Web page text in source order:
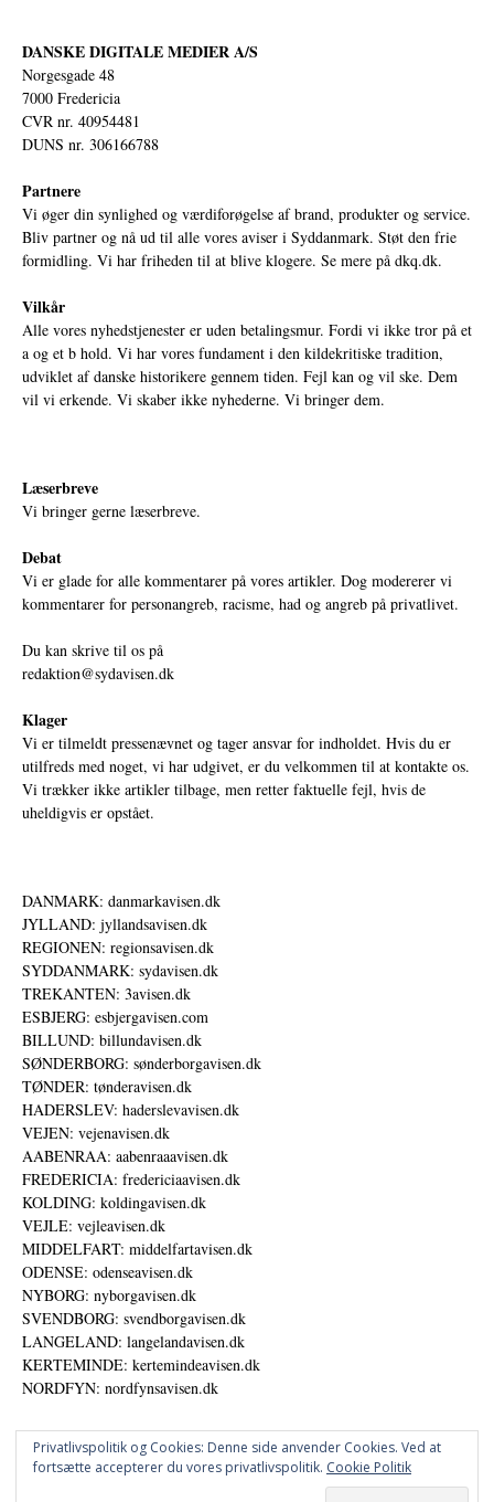
DANSKE DIGITALE MEDIER A/S
Norgesgade 48
7000 Fredericia
CVR nr. 40954481
DUNS nr. 306166788
Partnere
Vi øger din synlighed og værdiforøgelse af brand, produkter og service.
Bliv partner og nå ud til alle vores aviser i Syddanmark. Støt den frie
formidling. Vi har friheden til at blive klogere. Se mere på dkq.dk.
Vilkår
Alle vores nyhedstjenester er uden betalingsmur. Fordi vi ikke tror på et
a og et b hold. Vi har vores fundament i den kildekritiske tradition,
udviklet af danske historikere gennem tiden. Fejl kan og vil ske. Dem
vil vi erkende. Vi skaber ikke nyhederne. Vi bringer dem.
Læserbreve
Vi bringer gerne læserbreve.
Debat
Vi er glade for alle kommentarer på vores artikler. Dog modererer vi
kommentarer for personangreb, racisme, had og angreb på privatlivet.
Du kan skrive til os på
redaktion@sydavisen.dk
Klager
Vi er tilmeldt pressenævnet og tager ansvar for indholdet. Hvis du er
utilfreds med noget, vi har udgivet, er du velkommen til at kontakte os.
Vi trækker ikke artikler tilbage, men retter faktuelle fejl, hvis de
uheldigvis er opstået.
DANMARK: danmarkavisen.dk
JYLLAND: jyllandsavisen.dk
REGIONEN: regionsavisen.dk
SYDDANMARK: sydavisen.dk
TREKANTEN: 3avisen.dk
ESBJERG: esbjergavisen.com
BILLUND: billundavisen.dk
SØNDERBORG: sønderborgavisen.dk
TØNDER: tønderavisen.dk
HADERSLEV: haderslevavisen.dk
VEJEN: vejenavisen.dk
AABENRAA: aabenraaavisen.dk
FREDERICIA: fredericiaavisen.dk
KOLDING: koldingavisen.dk
VEJLE: vejleavisen.dk
MIDDELFART: middelfartavisen.dk
ODENSE: odenseavisen.dk
NYBORG: nyborgavisen.dk
SVENDBORG: svendborgavisen.dk
LANGELAND: langelandavisen.dk
KERTEMINDE: kertemindeavisen.dk
NORDFYN: nordfynsavisen.dk
Privatlivspolitik og Cookies: Denne side anvender Cookies. Ved at
fortsætte accepterer du vores privatlivspolitik. Cookie Politik